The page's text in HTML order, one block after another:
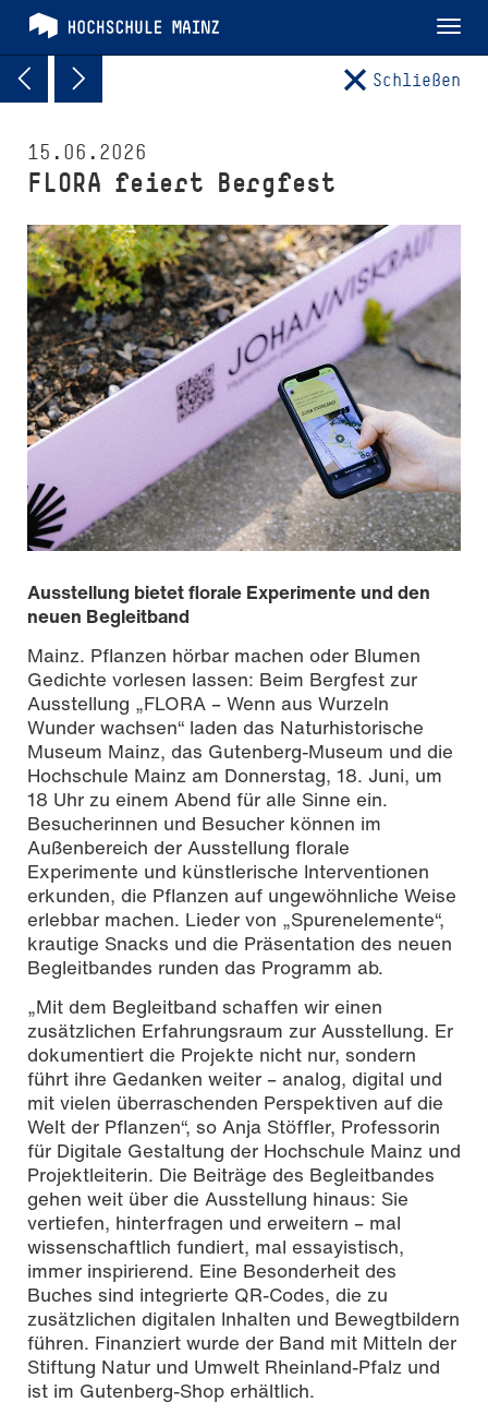
Schließen
15.06.2026
FLORA feiert Bergfest
Foto | Nikolas Fahlbusch
Ausstellung bietet florale Experimente und den
neuen Begleitband
Mainz. Pflanzen hörbar machen oder Blumen
Gedichte vorlesen lassen: Beim Bergfest zur
Ausstellung „FLORA – Wenn aus Wurzeln
Wunder wachsen“ laden das Naturhistorische
Museum Mainz, das Gutenberg-Museum und die
Hochschule Mainz am Donnerstag, 18. Juni, um
18 Uhr zu einem Abend für alle Sinne ein.
Besucherinnen und Besucher können im
Außenbereich der Ausstellung florale
Experimente und künstlerische Interventionen
erkunden, die Pflanzen auf ungewöhnliche Weise
erlebbar machen. Lieder von „Spurenelemente“,
krautige Snacks und die Präsentation des neuen
Begleitbandes runden das Programm ab.
„Mit dem Begleitband schaffen wir einen
zusätzlichen Erfahrungsraum zur Ausstellung. Er
dokumentiert die Projekte nicht nur, sondern
führt ihre Gedanken weiter – analog, digital und
mit vielen überraschenden Perspektiven auf die
Welt der Pflanzen“, so Anja Stöffler, Professorin
für Digitale Gestaltung der Hochschule Mainz und
Projektleiterin. Die Beiträge des Begleitbandes
gehen weit über die Ausstellung hinaus: Sie
vertiefen, hinterfragen und erweitern – mal
wissenschaftlich fundiert, mal essayistisch,
immer inspirierend. Eine Besonderheit des
Buches sind integrierte QR-Codes, die zu
zusätzlichen digitalen Inhalten und Bewegtbildern
führen. Finanziert wurde der Band mit Mitteln der
Stiftung Natur und Umwelt Rheinland-Pfalz und
ist im Gutenberg-Shop erhältlich.